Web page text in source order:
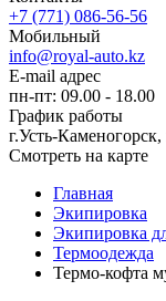
+7 (771) 086-56-56
Мобильный
info@royal-auto.kz
E-mail адрес
пн-пт: 09.00 - 18.00
График работы
г.Усть-
Смотреть на карте
Главная
Экипировка
Экипировка
Термоодежда
Термо-кофта